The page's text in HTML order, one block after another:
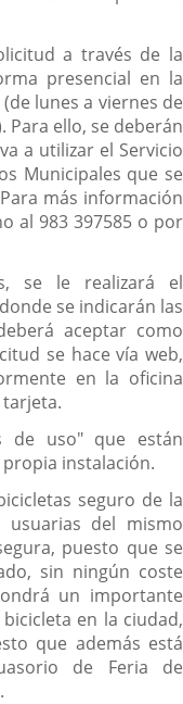
a través de la
presencial en la
lunes a viernes de
Para ello, se deberán
a utilizar el Servicio
Municipales que se
más información
al 983 397585 o por
se le realizará el
se indicarán las
aceptar como
se hace vía web,
en la oficina
tarjeta.
de uso" que están
instalación.
seguro de la
del mismo
puesto que se
sin ningún coste
un importante
en la ciudad,
que además está
de Feria de